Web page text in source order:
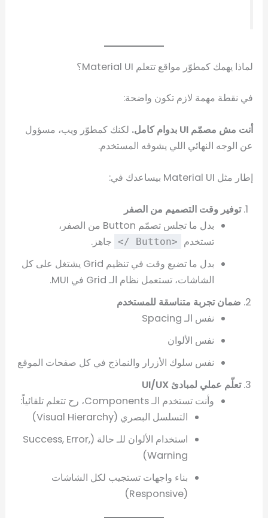
لماذا يهمك كمطوّر مواقع تتعلم Material UI؟
في نقطة مهمة لازم تكون واضحة:
أنت مش مصمّم UI بدوام كامل.
لكنك كمطوّر ويب، مسؤول
عن الوجه النهائي اللي يشوفه المستخدم.
إطار مثل Material UI بيساعدك في:
توفير وقت التصميم من الصفر
بدل ما تجلس تصمّم Button من الصفر،
تستخدم
<Button />
جاهز.
بدل ما تضيع وقت في تنظيم Grid يشتغل على كل
الشاشات، تستعمل نظام الـ Grid في MUI.
ضمان تجربة متناسقة للمستخدم
نفس الـ Spacing
نفس الألوان
نفس سلوك الأزرار والنماذج في كل صفحات الموقع
تعلّم عملي لمبادئ UI/UX
وأنت تستخدم الـ Components، رح تتعلم تلقائياً:
التسلسل البصري (Visual Hierarchy)
استخدام الألوان للـ حالة (Success, Error,
Warning)
بناء واجهات تستجيب لكل الشاشات
(Responsive)